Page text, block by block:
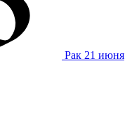
Рак 21 июня